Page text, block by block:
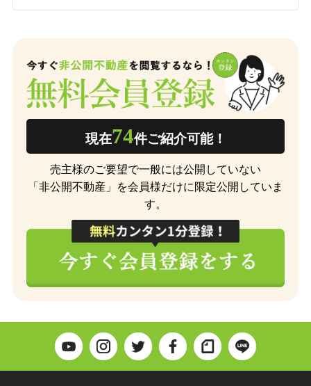
現在74件ご紹介可能！
売主様のご要望で一般には公開していない
「非公開不動産」を会員様だけに限定公開していま
す。